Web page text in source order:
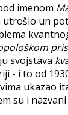
imenom
un
svojstava
- i to od
ukazao
su i